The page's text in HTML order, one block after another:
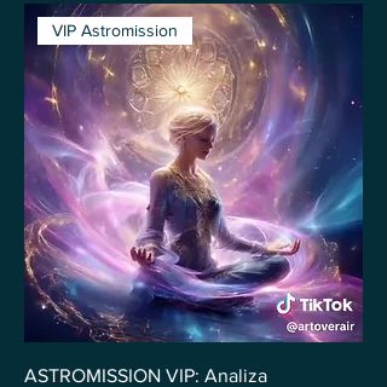
VIP Astromission
ASTROMISSION VIP: Analiza